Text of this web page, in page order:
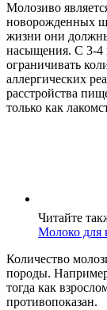
Молозиво
новорожденных
жизни они
насыщения. С 3-4
ограничивать
аллергических
расстройства
только как
Читайте
Молоко для
Количество
породы.
тогда как
противопоказан.